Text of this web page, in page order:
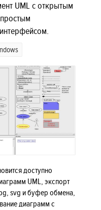
UML с открытым
доступно
UML, экспорт
svg и буфер обмена,
диаграмм с